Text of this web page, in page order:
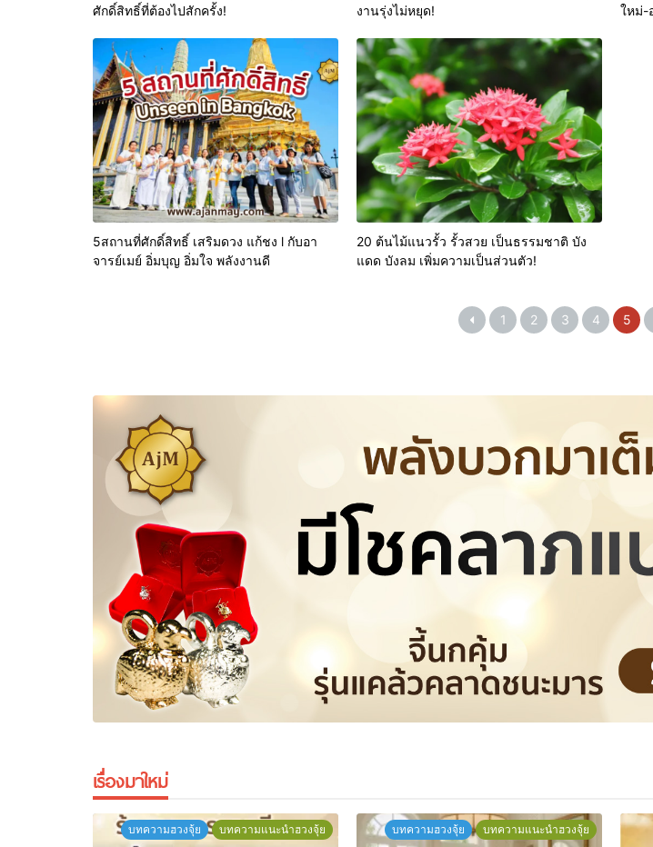
ศักดิ์สิทธิ์ที่ต้องไปสักครั้ง!
งานรุ่งไม่หยุด!
ใหม่-
5สถานที่ศักดิ์สิทธิ์ เสริมดวง แก้ชง l กับอา
จารย์เมย์ อิ่มบุญ อิ่มใจ พลังงานดี
20 ต้นไม้แนวรั้ว รั้วสวย เป็นธรรมชาติ บัง
แดด บังลม เพิ่มความเป็นส่วนตัว!
1 2 3 4 5
เรื่องมาใหม่
บทความฮวงจุ้ย บทความแนะนำฮวงจุ้ย บทความฮวงจุ้ย บทความแนะนำฮวงจุ้ย